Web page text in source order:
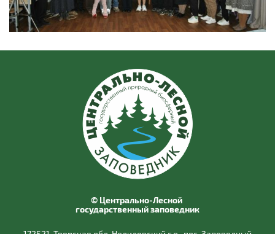
© Центрально-Лесной
государственный заповедник